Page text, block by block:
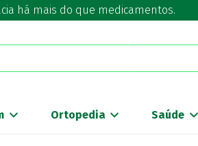
há mais do que medicamentos.
Ortopedia Saúde